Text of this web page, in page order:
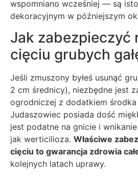
wspomniano wcześniej — są
dekoracyjnym w późniejszym
Jak zabezpieczyć
cięciu grubych
Jeśli zmuszony byłeś usunąć
2 cm średnicy), niezbędne jest
ogrodniczej z dodatkiem
Judaszowiec posiada dość
jest podatne na gnicie i
jak werticilioza. Właściwe
cięciu to gwarancja zdrowia
kolejnych latach uprawy.